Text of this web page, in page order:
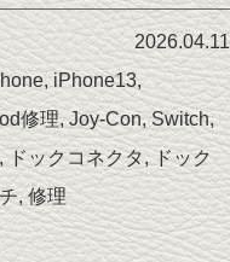
2026.04.11
,iPhone13,
修理,Joy-Con,Switch,
,ドックコネクタ,ドック
,修理